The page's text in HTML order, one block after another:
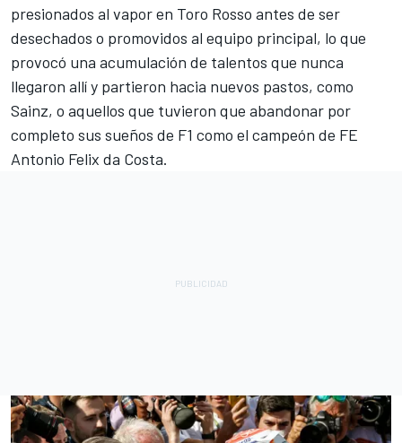
presionados al vapor en Toro Rosso antes de ser
desechados o promovidos al equipo principal, lo que
provocó una acumulación de talentos que nunca
llegaron allí y partieron hacia nuevos pastos, como
Sainz, o aquellos que tuvieron que abandonar por
completo sus sueños de F1 como el campeón de FE
Antonio Felix da Costa.